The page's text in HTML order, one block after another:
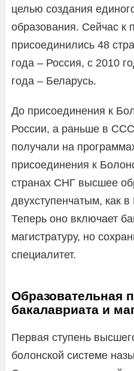
целью создания
образования. Сейчас к
присоединились 48
года – Россия, с 2010
года – Беларусь.
До присоединения к
России, а раньше в
получали на
присоединения к
странах СНГ высшее
двухступенчатым, как
Теперь оно включает
магистратуру, но
специалитет.
Образовательная
бакалавриата и
Первая ступень
болонской системе